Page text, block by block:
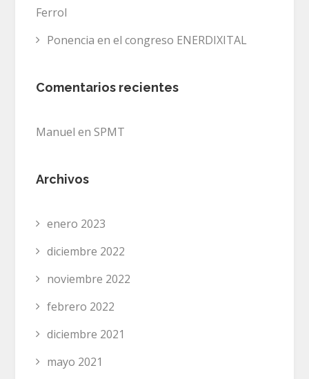
Ferrol
Ponencia en el congreso ENERDIXITAL
Comentarios recientes
Manuel enSPMT
Archivos
enero 2023
diciembre 2022
noviembre 2022
febrero 2022
diciembre 2021
mayo 2021